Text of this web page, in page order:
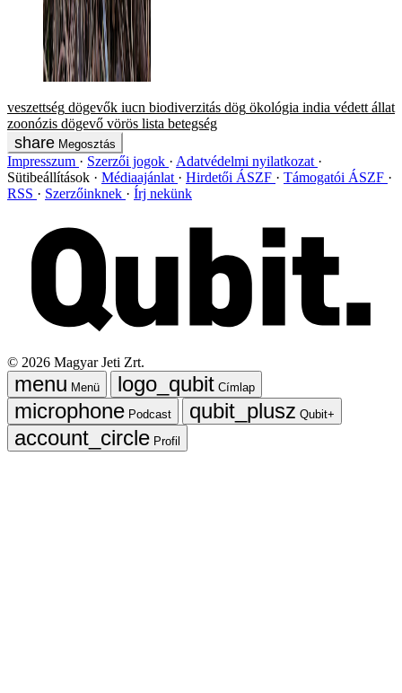
veszettség dögevők iucn biodiverzitás dög ökológia india védett állat
zoonózis dögevő vörös lista betegség
Megosztás
Impresszum Szerzői jogok
Adatvédelmi nyilatkozat
Sütibeállítások
Médiaajánlat Hirdetői ÁSZF
Támogatói ÁSZF
RSS
Szerzőinknek Írj nekünk
© 2026 Magyar Jeti Zrt.
Menü
Címlap
Podcast
Qubit+
Profil